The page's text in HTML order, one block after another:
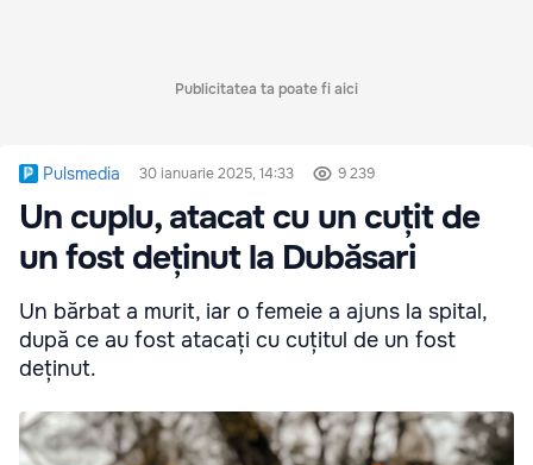
Publicitatea ta poate fi aici
Pulsmedia 30 ianuarie 2025, 14:33 9 239
Un cuplu, atacat cu un cuțit de
un fost deținut la Dubăsari
Un bărbat a murit, iar o femeie a ajuns la spital,
după ce au fost atacați cu cuțitul de un fost
deținut.